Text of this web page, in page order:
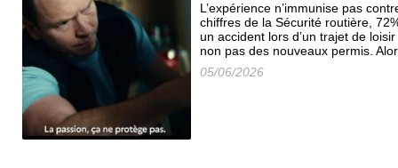
L’expérience n’immunise pas
chiffres de la Sécurité routière,
un accident lors d’un trajet de
non pas des nouveaux permis.
05/06/2026